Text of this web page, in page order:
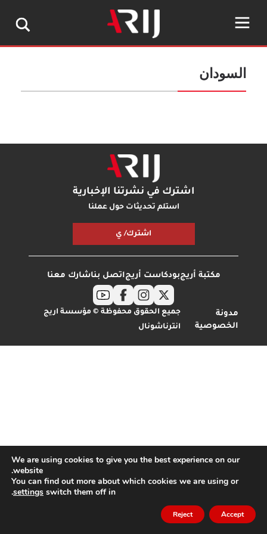
السودان
اشترك في نشرتنا الإخبارية
استلم تحديثات حول عملنا
اشترك/ ي
مكتبة أريجبودكاست أريجاتصل بناشارك معنا
مدونة
الخصوصية
جميع الحقوق محفوظة © مؤسسة اريج
انترناشونال
We are using cookies to give you the best experience on our
website.
You can find out more about which cookies we are using or
switch them off in
settings
.
Accept
Reject